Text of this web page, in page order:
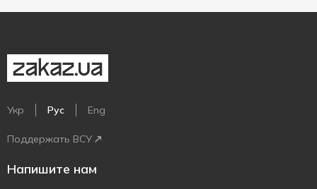
Укр Рус Eng
Поддержать ВСУ
Напишите нам